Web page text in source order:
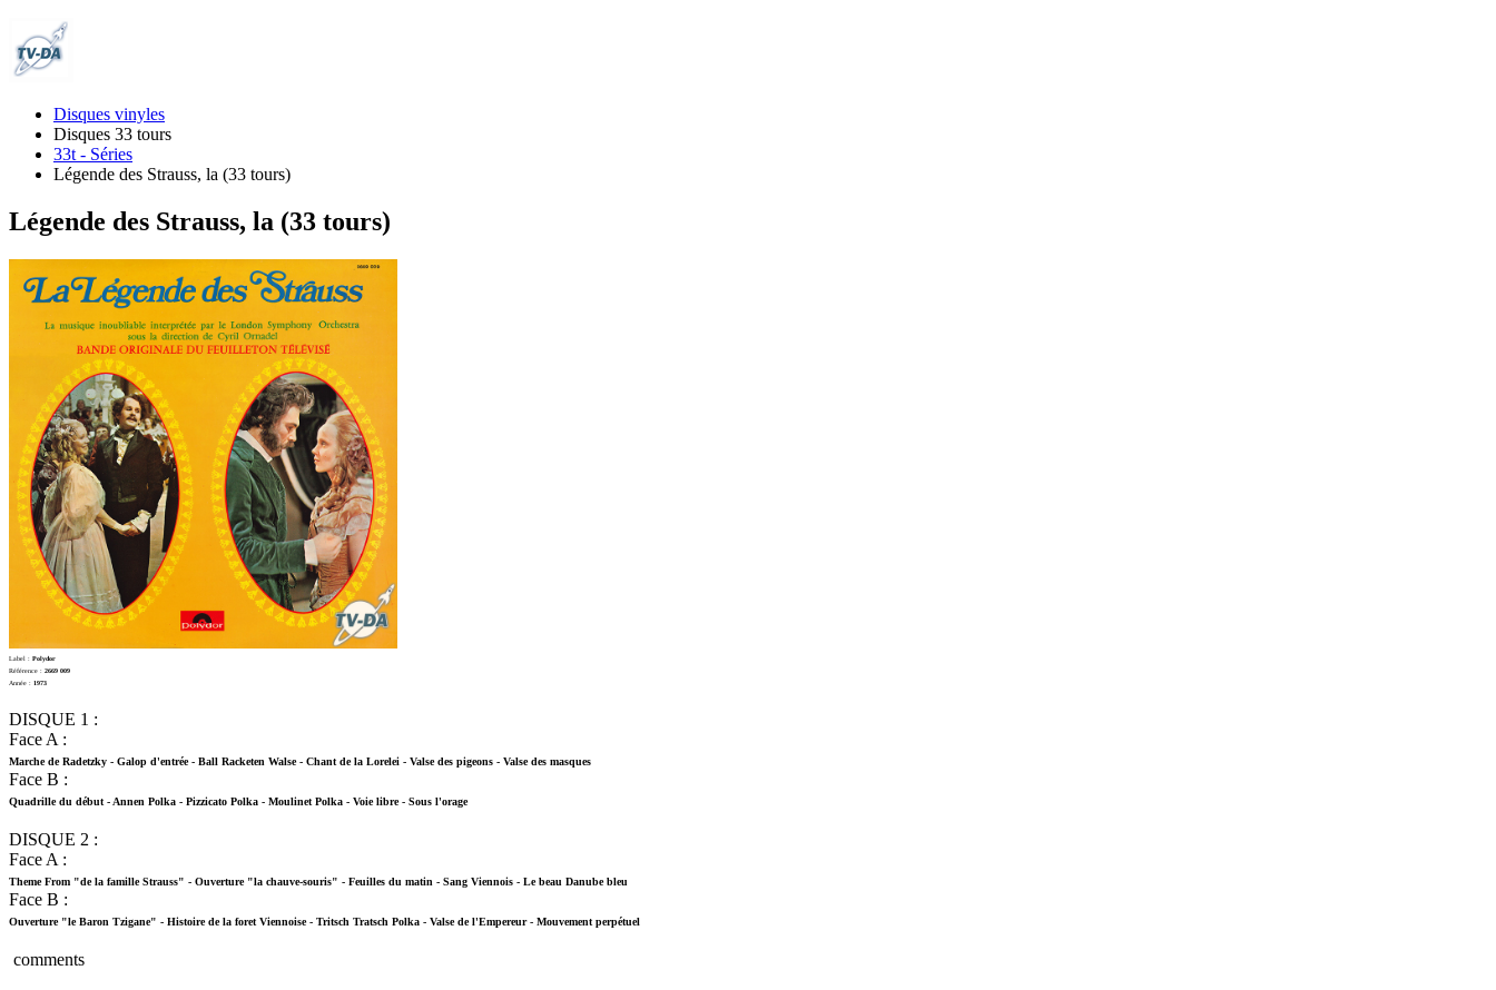
Disques vinyles
Disques 33 tours
33t - Séries
Légende des Strauss, la (33 tours)
Légende des Strauss, la (33 tours)
Label : Polydor
Référence : 2669 009
Année : 1973
DISQUE 1 :
Face A :
Marche de Radetzky - Galop d'entrée - Ball Racketen Walse - Chant de la Lorelei - Valse des pigeons - Valse des masques
Face B :
Quadrille du début - Annen Polka - Pizzicato Polka - Moulinet Polka - Voie libre - Sous l'orage
DISQUE 2 :
Face A :
Theme From "de la famille Strauss" - Ouverture "la chauve-souris" - Feuilles du matin - Sang Viennois - Le beau Danube bleu
Face B :
Ouverture "le Baron Tzigane" - Histoire de la foret Viennoise - Tritsch Tratsch Polka - Valse de l'Empereur - Mouvement perpétuel
comments